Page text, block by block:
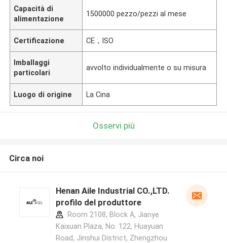
Capacità di
alimentazione
1500000 pezzo/pezzi al mese
Certificazione CE，ISO
Imballaggi
particolari
avvolto individualmente o su misura
Luogo di origine La Cina
Osservi più
Circa noi
Henan Aile Industrial CO.,LTD.
profilo del produttore
Room 2108, Block A, Jianye
Kaixuan Plaza, No. 122, Huayuan
Road, Jinshui District, Zhengzhou